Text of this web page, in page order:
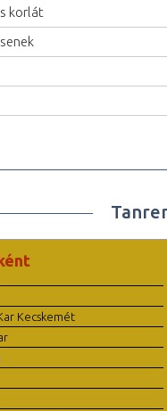
korlát
Kecskemét